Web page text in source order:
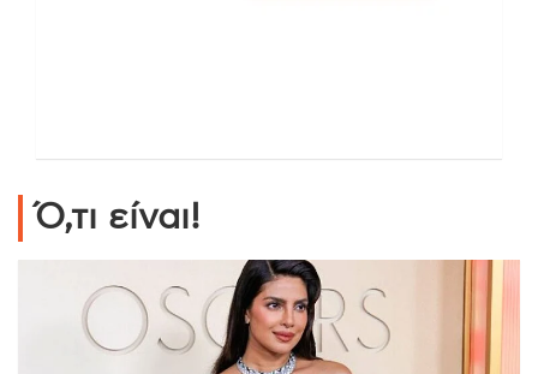
Ό,τι είναι!